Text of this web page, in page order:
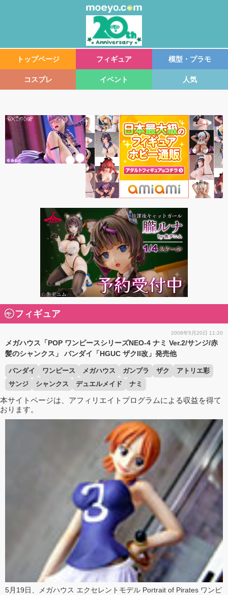
トップページ フィギュア 模型・プラモ
コスプレ イベント 人気
フィギュア
2008年5月20日 11:20
メガハウス「POP ワンピースシリーズNEO-4 ナミ Ver.2/サンジ/赤
髪のシャンクス」 バンダイ「HGUC ザクII改」発売他
バンダイ ワンピース メガハウス ガンプラ ザク
アトリエ彩
サンジ
シャンクス デュエルメイド ナミ
本サイトページは、アフィリエイトプログラムによる収益を得て
おります。
5月19日、メガハウス エクセレントモデル Portrait of Pirates ワンピ